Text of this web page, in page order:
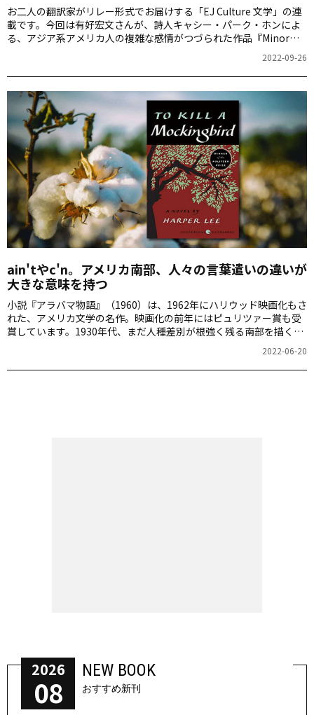
お二人の翻訳家がリレー形式でお届けする「EJ Culture 文学」の連
載です。今回は有好宏文さんが、詩人キャシー・パーク・ホンによ
る、アジア系アメリカ人の複雑な感情がつづられた作品『Minor
2022-09-26
ain'tやc'n。アメリカ南部、人々の言葉遣いの違いが
大きな意味を持つ
小説『アラバマ物語』（1960）は、1962年にハリウッド映画化もさ
れた、アメリカ文学の名作。映画化の前年にはピュリツァー賞も受
賞しています。1930年代、まだ人種差別が根強く残る南部を描くこ
2022-06-20
2026
08
NEW BOOK
おすすめ新刊